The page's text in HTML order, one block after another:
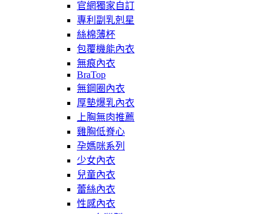
官網獨家自訂
專利副乳剋星
絲棉薄杯
包覆機能內衣
無痕內衣
BraTop
無鋼圈內衣
厚墊爆乳內衣
上胸無肉推薦
雞胸低脊心
孕媽咪系列
少女內衣
兒童內衣
蕾絲內衣
性感內衣